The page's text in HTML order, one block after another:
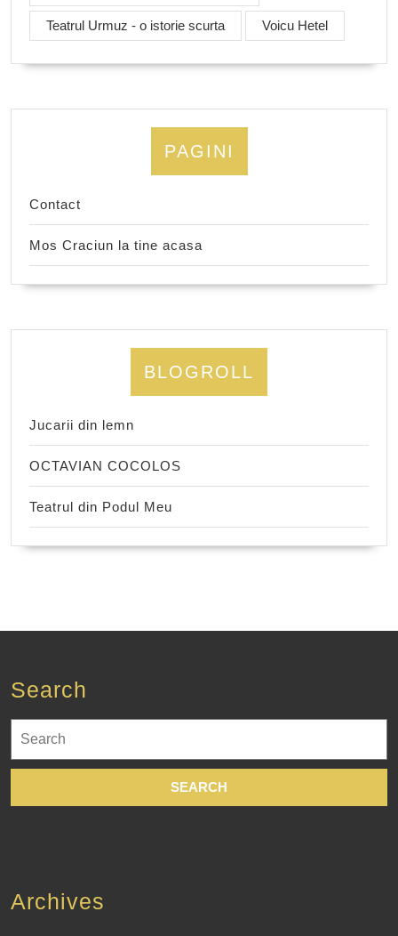
Teatrul Urmuz - o istorie scurta Voicu Hetel
PAGINI
Contact
Mos Craciun la tine acasa
BLOGROLL
Jucarii din lemn
OCTAVIAN COCOLOS
Teatrul din Podul Meu
Search
for:
Archives